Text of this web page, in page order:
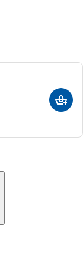
Įdėti